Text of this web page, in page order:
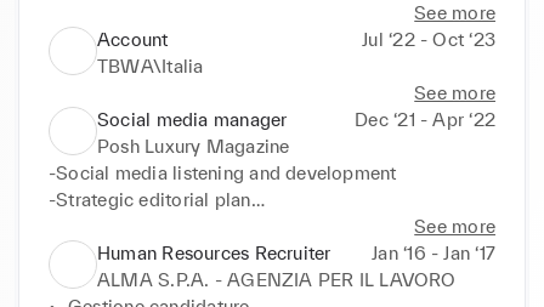
Mi piacerebbe oggi portare il mio spirito
intraprendente e la mia determinazione per
contribuire pro attivamente al team di lavoro in vista
del raggiungimento degli obiettivi prefissati
dall’azienda entro la quale mi collocherò.
See more
Account
Jul ‘22 - Oct ‘23
TBWA\Italia
See more
Social media manager
Dec ‘21 - Apr ‘22
Posh Luxury Magazine
-Social media listening and development
-Strategic editorial plan
-Competition Analysis
-Customer Presentation
See more
Human Resources Recruiter
Jan ‘16 - Jan ‘17
ALMA S.P.A. - AGENZIA PER IL LAVORO